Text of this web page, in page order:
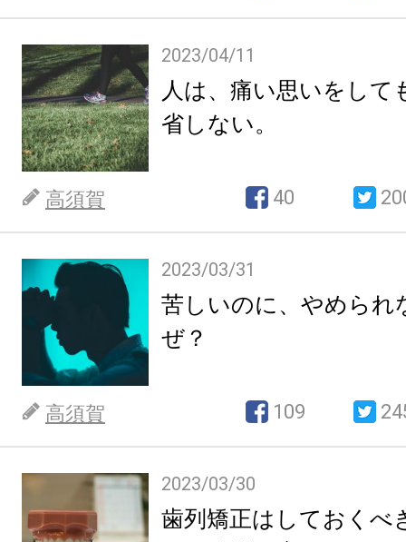
2023/04/11
人は、痛い思いをして
省しない。
高須賀 40
2023/03/31
苦しいのに、やめられ
ぜ？
高須賀 109
2023/03/30
歯列矯正はしておくべ